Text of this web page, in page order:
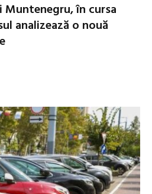
Muntenegru, în cursa
analizează o nouă